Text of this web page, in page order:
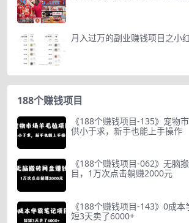
月入过万的副业赚钱项目之小
188个赚钱项目
《188个赚钱项目-135》宠物
供小于求，新手也能上手操作
《188个赚钱项目-062》无脑
目，1万次点击躺赚2000元
《188个赚钱项目-143》0成
短3天卖了6000+